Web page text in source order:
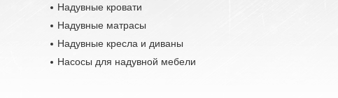
Надувные кровати
Надувные матрасы
Надувные кресла и диваны
Насосы для надувной мебели